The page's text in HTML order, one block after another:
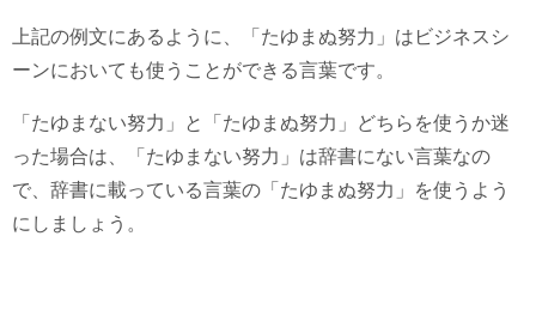
上記の例文にあるように、「たゆまぬ努力」はビジネスシ
ーンにおいても使うことができる言葉です。
「たゆまない努力」と「たゆまぬ努力」どちらを使うか迷
った場合は、「たゆまない努力」は辞書にない言葉なの
で、辞書に載っている言葉の「たゆまぬ努力」を使うよう
にしましょう。